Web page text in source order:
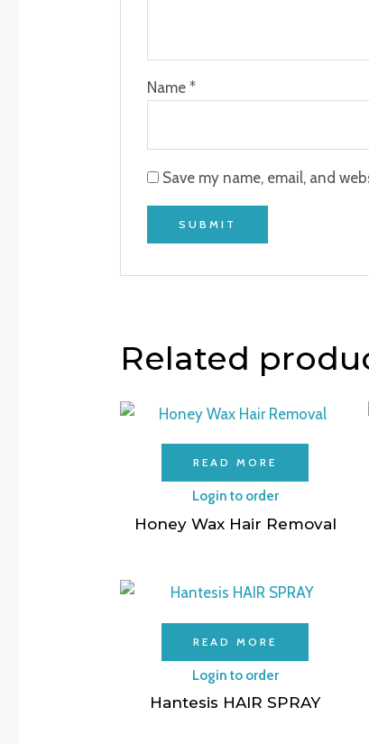
Name *
Save my name, email, and
Related
READ MORE
Login to order
Honey Wax Hair Removal
READ MORE
Login to order
Hantesis HAIR SPRAY